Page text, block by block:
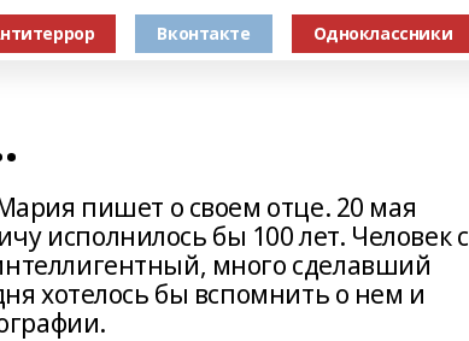
Вконтакте Одноклассники
пишет о своем отце. 20 мая
исполнилось бы 100 лет. Человек с
много сделавший
хотелось бы вспомнить о нем и